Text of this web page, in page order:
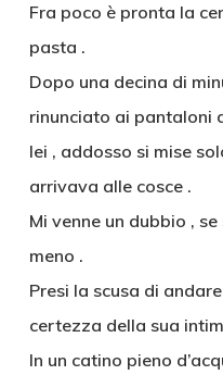
Fra poco è pronta la
pasta .
Dopo una decina di
rinunciato ai pantaloni
lei , addosso si mise
arrivava alle cosce .
Mi venne un dubbio ,
meno .
Presi la scusa di
certezza della sua
In un catino pieno